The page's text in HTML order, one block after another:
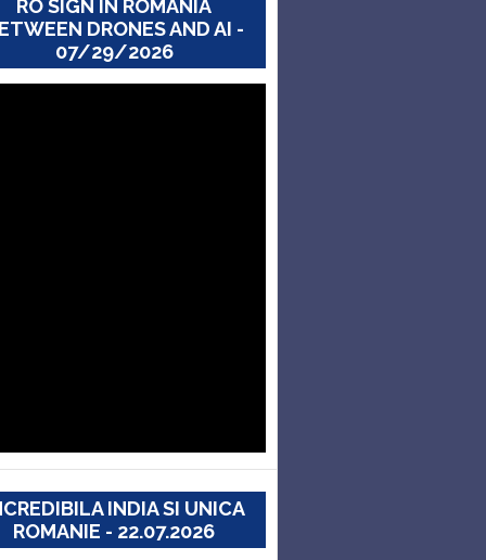
RO SIGN IN ROMANIA
DRONES AND AI -
07/29/2026
INDIA SI UNICA
ROMANIE - 22.07.2026